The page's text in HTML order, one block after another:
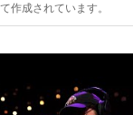
作成されています。